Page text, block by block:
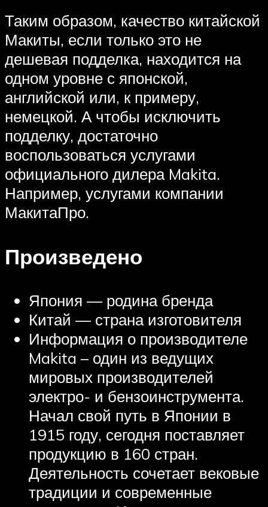
Таким образом, качество китайской
Макиты, если только это не
дешевая подделка, находится на
одном уровне с японской,
английской или, к примеру,
немецкой. А чтобы исключить
подделку, достаточно
воспользоваться услугами
официального дилера Makita.
Например, услугами компании
МакитаПро.
Произведено
Япония — родина бренда
Китай — страна изготовителя
Информация о производителе
Makita – один из ведущих
мировых производителей
электро- и бензоинструмента.
Начал свой путь в Японии в
1915 году, сегодня поставляет
продукцию в 160 стран.
Деятельность сочетает вековые
традиции и современные